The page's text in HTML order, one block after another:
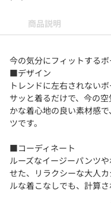
商品説明
今の気分にフィットする
■デザイン
トレンドに左右されない
サッと着るだけで、今の
かな着心地の良い素材感
ツです。
■コーディネート
ルーズなイージーパンツ
せた、リラクシーな大人
ルな着こなしでも、計算
都会的で洗練された印象